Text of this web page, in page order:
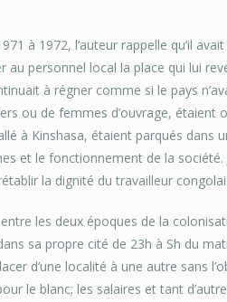
à 1972, l’auteur rappelle qu’il
personnel local la place qui lui
à régner comme si le pays
ou de femmes d’ouvrage, étaient
à Kinshasa, étaient parqués dans
et le fonctionnement de la société.
la dignité du travailleur
les deux époques de la
sa propre cité de 23h à Sh du
d’une localité à une autre sans
le blanc; les salaires et tant